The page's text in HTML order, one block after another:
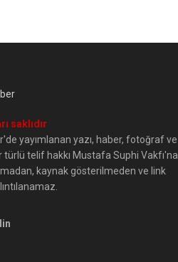
saklıdır
yayımlanan yazı, haber, fotoğraf ve
türlü telif hakkı Mustafa Suphi Vakfı'na
kaynak gösterilmeden ve link